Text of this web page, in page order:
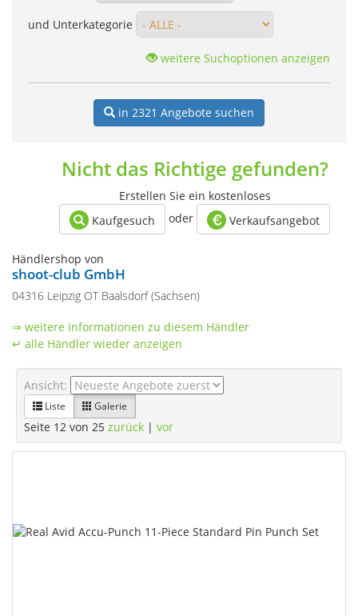
und Unterkategorie
weitere Suchoptionen anzeigen
in 2321 Angebote suchen
Nicht das Richtige gefunden?
Erstellen Sie ein kostenloses
Kaufgesuch
oder Verkaufsangebot
Händlershop von
shoot-club GmbH
04316 Leipzig OT Baalsdorf (Sachsen)
⇒ weitere Informationen zu diesem Händler
↵ alle Händler wieder anzeigen
Ansicht:
Liste Galerie
Seite 12 von 25 zurück | vor